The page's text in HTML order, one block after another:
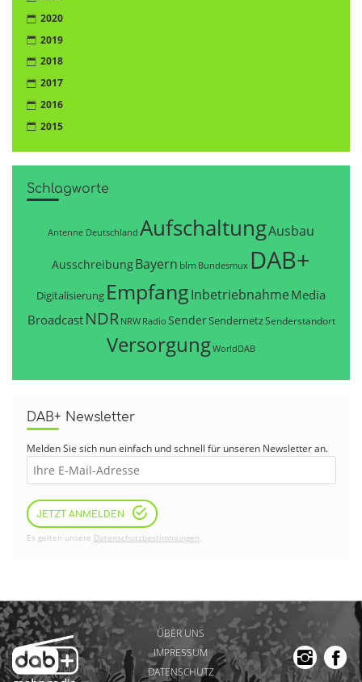
2020
2019
2018
2017
2016
2015
Schlagworte
Antenne Deutschland AufschaltungAusbau
AusschreibungBayern blm Bundesmux DAB+
Digitalisierung EmpfangInbetriebnahme Media
Broadcast NDR NRW Radio SenderSendernetzSenderstandort
VersorgungWorldDAB
DAB+ Newsletter
Melden Sie sich nun einfach und schnell für unseren Newsletter an.
JETZT ANMELDEN
Es gelten unsere Datenschutzbestimmungen.
ÜBER UNS
IMPRESSUM
DATENSCHUTZ